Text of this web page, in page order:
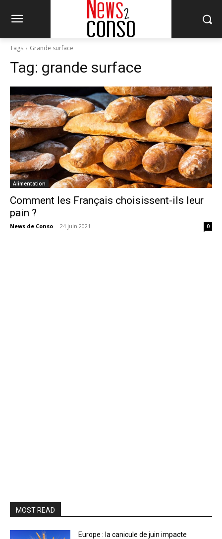
Tags Grande surface
Tag: grande surface
Alimentation
Comment les Français choisissent-ils leur
pain ?
News de Conso - 24 juin 2021 0
MOST READ
Europe : la canicule de juin impacte